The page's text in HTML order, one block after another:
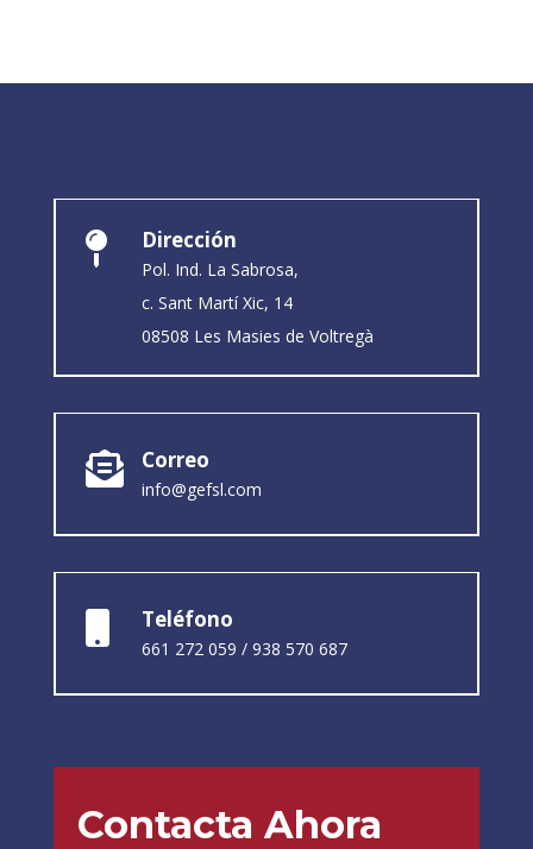
 Dirección
Pol. Ind. La Sabrosa,
c. Sant Martí Xic, 14
08508 Les Masies de Voltregà
 Correo
info@gefsl.com
Teléfono
661 272 059 / 938 570 687
Contacta Ahora